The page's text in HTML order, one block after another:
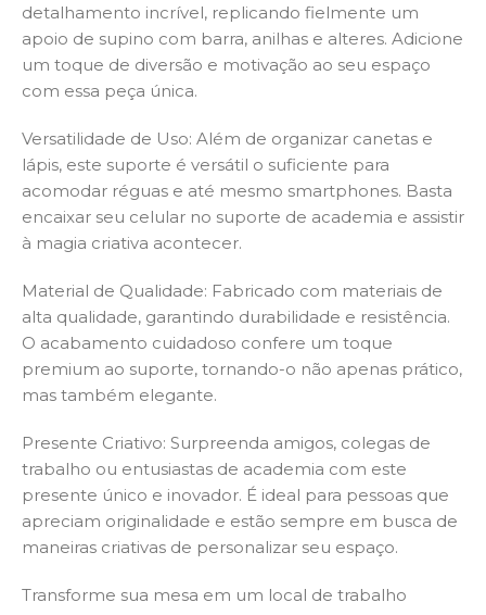
detalhamento incrível, replicando fielmente um
apoio de supino com barra, anilhas e alteres. Adicione
um toque de diversão e motivação ao seu espaço
com essa peça única.
Versatilidade de Uso: Além de organizar canetas e
lápis, este suporte é versátil o suficiente para
acomodar réguas e até mesmo smartphones. Basta
encaixar seu celular no suporte de academia e assistir
à magia criativa acontecer.
Material de Qualidade: Fabricado com materiais de
alta qualidade, garantindo durabilidade e resistência.
O acabamento cuidadoso confere um toque
premium ao suporte, tornando-o não apenas prático,
mas também elegante.
Presente Criativo: Surpreenda amigos, colegas de
trabalho ou entusiastas de academia com este
presente único e inovador. É ideal para pessoas que
apreciam originalidade e estão sempre em busca de
maneiras criativas de personalizar seu espaço.
Transforme sua mesa em um local de trabalho